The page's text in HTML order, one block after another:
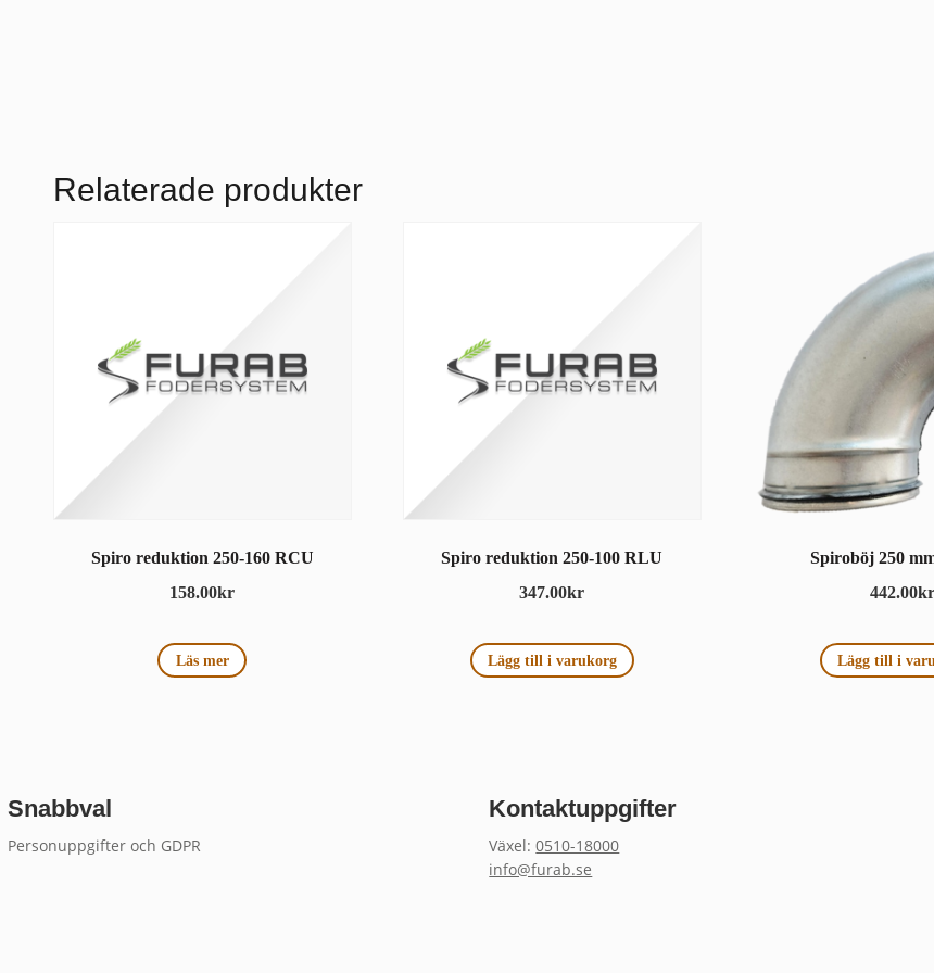
Relaterade produkter
Spiro reduktion 250-160 RCU
158.00kr
Läs mer
Spiro reduktion 250-100 RLU
347.00kr
Lägg till i varukorg
Spiroböj 250
442.00kr
Lägg till i
Snabbval
Personuppgifter och GDPR
Kontaktuppgifter
Växel:0510-18000
info@furab.se